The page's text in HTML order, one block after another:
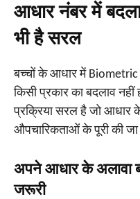
आधार नंबर में
भी है सरल
बच्चों के आधार में
किसी प्रकार का बदलाव
प्रक्रिया सरल है जो आधार
औपचारिकताओं के पूरी की
अपने आधार के अलावा
जरूरी